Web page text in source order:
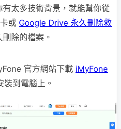
太多技術背景，就能幫你從
或 Google Drive 永久刪除救
除的檔案。
官方網站下載 iMyFone
裝到電腦上。